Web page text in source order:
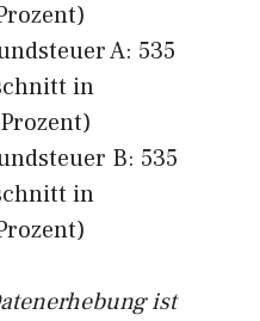
A: 535
in
B: 535
in
ist